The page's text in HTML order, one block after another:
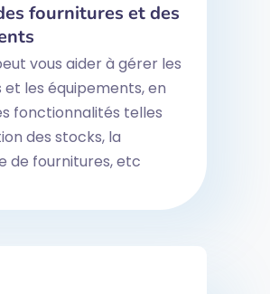
fournitures et des
vous aider à gérer les
les équipements, en
fonctionnalités telles
des stocks, la
de fournitures, etc